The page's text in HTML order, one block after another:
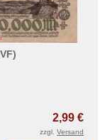
2,99 €
zzgl. Versand